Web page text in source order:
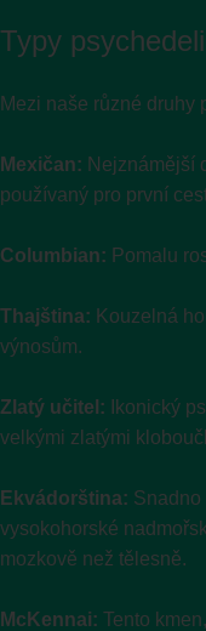
Typy
Mezi naše různé druhy
Mexičan: Nejznámější
používaný pro první
Columbian: Pomalu
Thajština: Kouzelná
výnosům.
Zlatý učitel: Ikonický
velkými zlatými
Ekvádorština: Snadno
vysokohorské
mozkově než tělesně.
McKennai: Tento